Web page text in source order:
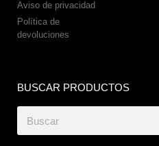
Aviso de privacidad
Política de
devoluciones
BUSCAR PRODUCTOS